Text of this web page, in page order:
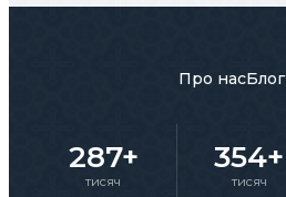
Про насБлог
287+
тисяч
354+
тисяч